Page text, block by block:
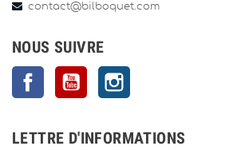
contact@bilboquet.com
NOUS SUIVRE
FacebookYouTube
LETTRE D'INFORMATIONS